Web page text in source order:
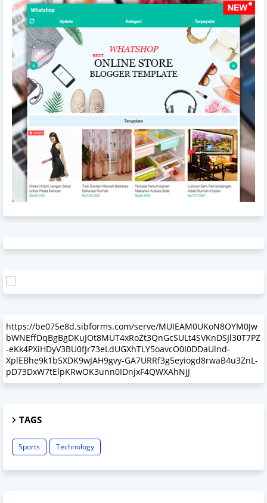
https://be075e8d.sibforms.com/serve/MUIEAM0UKoN8OYM0Jw
bWNEffDqBgBgDKuJOt8MUT4xRoZt3QnGcSULt4SVKnDSJl30T7PZ
-eKk4PXiHDyV3BU0fJr73eLdUGXhTLY5oavcO0I0DDaUlnd-
XplEBhe9k1b5XDK9wJAH9gvy-GA7URRf3g5eyiogd8rwaB4u3ZnL-
pD73DxW7tElpKRwOK3unn0IDnjxF4QWXAhNjJ
TAGS
Sports Technology